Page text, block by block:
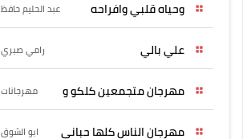
وحياه قلبي وافراحه عبد الحليم حافظ
علي بالي رامي صبري
مهرجان متجمعين كلكو و مهرجانات
مهرجان الناس كلها حبانى ابو الشوق